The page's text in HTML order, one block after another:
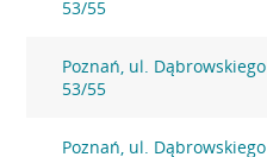
53/55
Poznań, ul. Dąbrowskiego
53/55
Poznań, ul. Dąbrowskiego